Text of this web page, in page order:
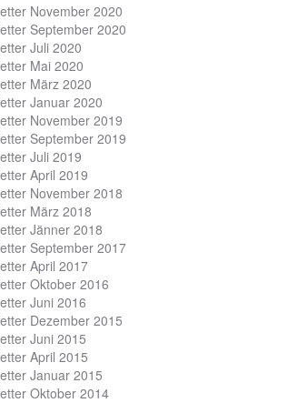
November 2020
September 2020
Juli 2020
Mai 2020
März 2020
Januar 2020
November 2019
September 2019
Juli 2019
April 2019
November 2018
März 2018
Jänner 2018
September 2017
April 2017
Oktober 2016
Juni 2016
Dezember 2015
Juni 2015
April 2015
Januar 2015
Oktober 2014